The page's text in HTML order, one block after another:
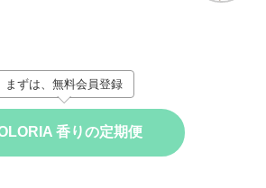
まずは、無料会員登録
香りの定期便